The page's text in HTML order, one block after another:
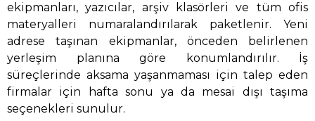
ekipmanları, yazıcılar, arşiv klasörleri ve tüm ofis
materyalleri numaralandırılarak paketlenir. Yeni
adrese taşınan ekipmanlar, önceden belirlenen
yerleşim planına göre konumlandırılır. İş
süreçlerinde aksama yaşanmaması için talep eden
firmalar için hafta sonu ya da mesai dışı taşıma
seçenekleri sunulur.